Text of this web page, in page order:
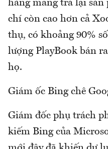
hàng mang trả lại
chí còn cao hơn cả
thụ, có khoảng 90%
lượng PlayBook bán
họ.
Giám ốc Bing chê
Giám đốc phụ trách
kiếm Bing của